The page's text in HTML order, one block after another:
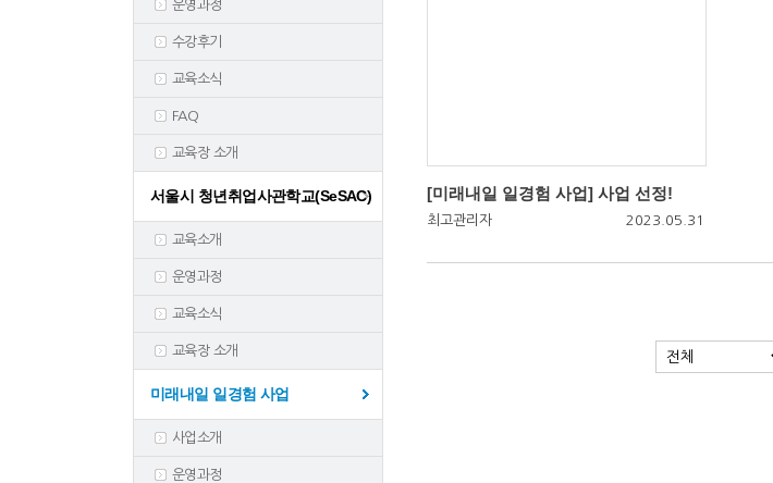
운영과정
수강후기
교육소식
FAQ
교육장 소개
서울시 청년취업사관학교(SeSAC)
교육소개
운영과정
교육소식
교육장 소개
미래내일 일경험 사업
사업소개
운영과정
[미래내일 일경험 사업] 사업 선정!
최고관리자 2023.05.31